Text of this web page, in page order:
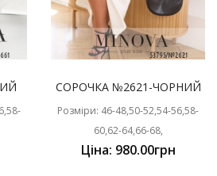
СОРОЧКА №2621-ЧОРНИЙ
Розміри: 46-48,50-52,54-56,58-
60,62-64,66-68,
Ціна: 980.00грн